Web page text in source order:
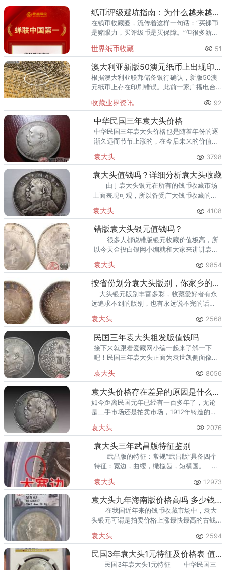
的首选之一。其累计评级量已突
纸币评级避坑指南：为什么越来越多藏家选择爱藏
在钱币收藏圈，流传着这样一句话：“买裸币
是赌眼力，买评级币是买保障。”但很多新手
的评级机构，同样可能踩坑。假币入盒、分
数虚高、品相不符、售后无
世界纸币收藏 51
澳大利亚新版50澳元纸币上出现印刷错误
根据澳大利亚联邦储备银行确认，新版50澳
元纸币上存在印刷错误。此前一家广播电台
误的照片。错误出现在一组微型文字中，其
中“责任”这个词中第三个“
收藏业界资讯 92
中华民国三年袁大头价格
中华民国三年袁大头价格也是随着年份的逐
渐久远而节节上涨的，在今后未来的价值方
袁大头 3798
袁大头值钱吗？详细分析袁大头收藏
由于袁大头银元在所有的钱币收藏市场
上面表现可观，所以备受广大钱币收藏的藏
钱，袁大头值钱吗？今天小编就带大家一起
来分析一下！
袁大头 4108
错版袁大头银元值钱吗？
很多人都说错版银元收藏价值极高，所
以今天金投白银网小编就和大家来讲讲袁大
如何呢？下面我们就一起来看看吧！ &nbs
袁大头 9854
按省份划分袁大头版别，你家乡的那枚你有吗？
大头银元版别丰富多彩，收藏爱好者有永
远追求不到的版别，也有永远说不完的话
袁大头 2568
民国三年袁大头粗发版值钱吗
接下来就跟着爱藏网小编一起来了解一下
吧！民国三年袁大头正面为袁世凯侧面像，
袁大头 8056
袁大头价格存在差异的原因是什么？看了你就了解了！
如今距离民国元年已经有一百多年了，无论
是二手市场还是拍卖市场，1912年铸造的老
袁大头 2076
袁大头三年武昌版特征鉴别
武昌版的特征：常规“武昌版”具备四个
特征：宽边，曲缨，橄榄齿，短横国。
呈现凹陷的状态，称为曲缨。
袁大头 12973
袁大头九年海南版价格高吗 多少钱一枚
在我国近年来的钱币收藏市场中，袁大
头银元可谓是拍卖价格上涨最快最高的古钱
也比较受欢迎，而
袁大头 2594
民国3年袁大头1元特征及价格表 值多少钱
民国3年袁大头1元特征 中华民国三